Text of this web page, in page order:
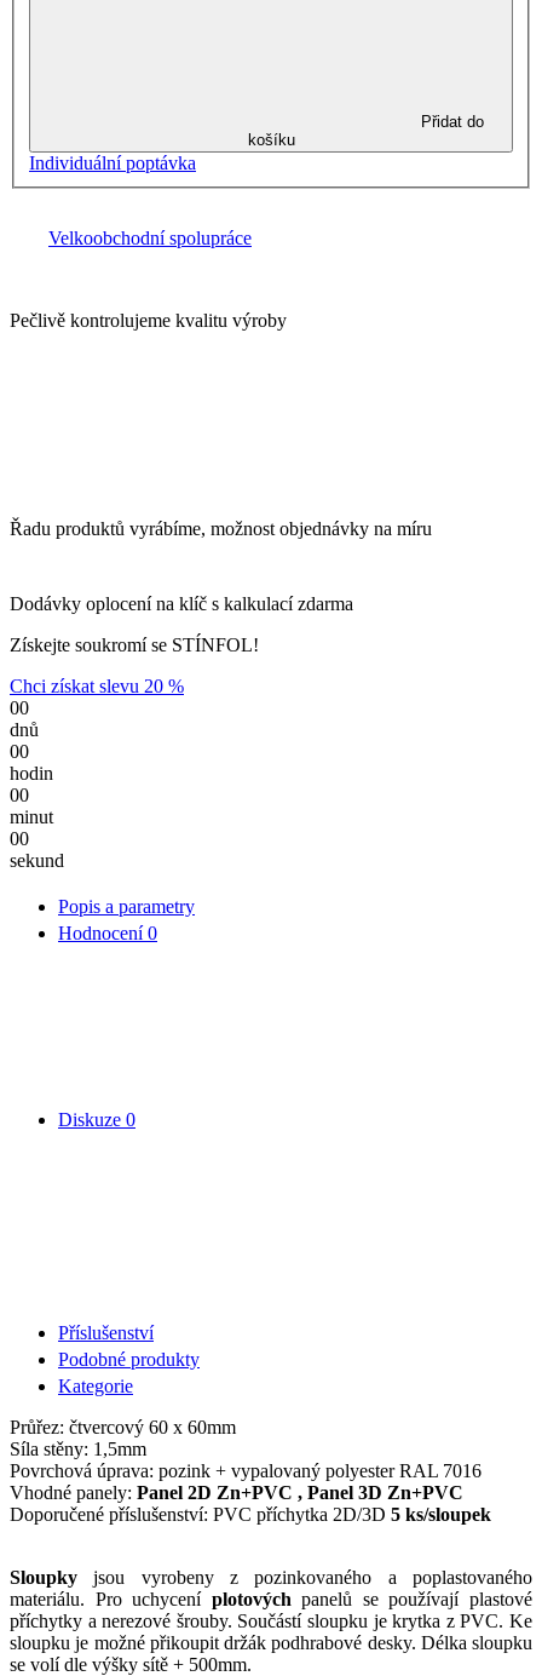
Přidat do
košíku
Individuální poptávka
Velkoobchodní spolupráce
Pečlivě kontrolujeme kvalitu výroby
Řadu produktů vyrábíme, možnost objednávky na míru
Dodávky oplocení na klíč s kalkulací zdarma
Získejte soukromí se STÍNFOL!
Chci získat slevu 20 %
00
dnů
00
hodin
00
minut
00
sekund
Popis a parametry
Hodnocení0
Diskuze 0
Příslušenství
Podobné produkty
Kategorie
Průřez: čtvercový 60 x 60mm
Síla stěny: 1,5mm
Povrchová úprava: pozink + vypalovaný polyester RAL 7016
Vhodné panely: Panel 2D Zn+PVC , Panel 3D Zn+PVC
Doporučené příslušenství: PVC příchytka 2D/3D 5 ks/sloupek
Sloupky jsou vyrobeny z pozinkovaného a poplastovaného
materiálu. Pro uchycení plotovýchpanelů se používají plastové
příchytky a nerezové šrouby. Součástí sloupku je krytka z PVC. Ke
sloupku je možné přikoupit držák podhrabové desky. Délka sloupku
se volí dle výšky sítě + 500mm.